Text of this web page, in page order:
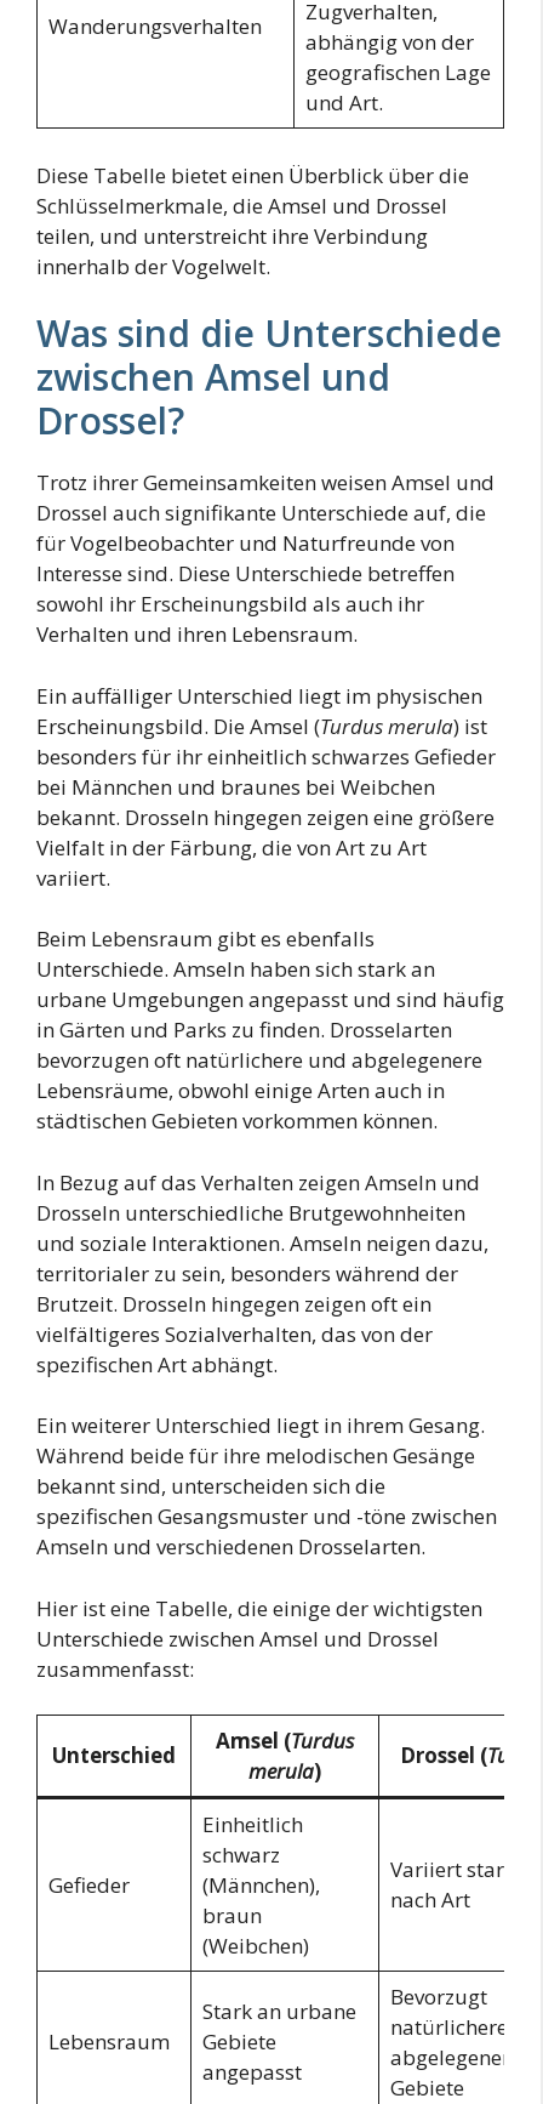
Wanderungsverhalten
Zugverhalten,
abhängig von der
geografischen Lage
und Art.
Diese Tabelle bietet einen Überblick über die
Schlüsselmerkmale, die Amsel und Drossel
teilen, und unterstreicht ihre Verbindung
innerhalb der Vogelwelt.
Was sind die Unterschiede
zwischen Amsel und
Drossel?
Trotz ihrer Gemeinsamkeiten weisen Amsel und
Drossel auch signifikante Unterschiede auf, die
für Vogelbeobachter und Naturfreunde von
Interesse sind. Diese Unterschiede betreffen
sowohl ihr Erscheinungsbild als auch ihr
Verhalten und ihren Lebensraum.
Ein auffälliger Unterschied liegt im physischen
Erscheinungsbild. Die Amsel (Turdus merula) ist
besonders für ihr einheitlich schwarzes Gefieder
bei Männchen und braunes bei Weibchen
bekannt. Drosseln hingegen zeigen eine größere
Vielfalt in der Färbung, die von Art zu Art
variiert.
Beim Lebensraum gibt es ebenfalls
Unterschiede. Amseln haben sich stark an
urbane Umgebungen angepasst und sind häufig
in Gärten und Parks zu finden. Drosselarten
bevorzugen oft natürlichere und abgelegenere
Lebensräume, obwohl einige Arten auch in
städtischen Gebieten vorkommen können.
In Bezug auf das Verhalten zeigen Amseln und
Drosseln unterschiedliche Brutgewohnheiten
und soziale Interaktionen. Amseln neigen dazu,
territorialer zu sein, besonders während der
Brutzeit. Drosseln hingegen zeigen oft ein
vielfältigeres Sozialverhalten, das von der
spezifischen Art abhängt.
Ein weiterer Unterschied liegt in ihrem Gesang.
Während beide für ihre melodischen Gesänge
bekannt sind, unterscheiden sich die
spezifischen Gesangsmuster und -töne zwischen
Amseln und verschiedenen Drosselarten.
Hier ist eine Tabelle, die einige der wichtigsten
Unterschiede zwischen Amsel und Drossel
zusammenfasst:
Unterschied
Amsel (Turdus
merula)
Drossel (
Gefieder
Einheitlich
schwarz
(Männchen),
braun
(Weibchen)
Variiert stark je
nach Art
Lebensraum
Stark an urbane
Gebiete
angepasst
Bevorzugt
natürlichere,
abgelegenere
Gebiete